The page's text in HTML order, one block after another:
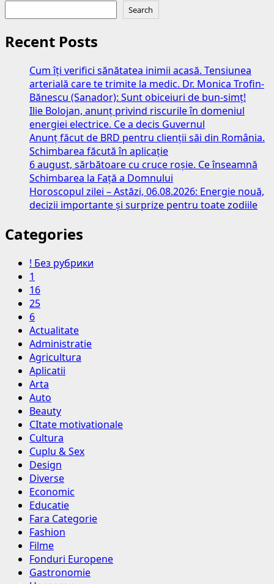
Search
Recent Posts
Cum îți verifici sănătatea inimii acasă. Tensiunea
arterială care te trimite la medic. Dr. Monica Trofin-
Bănescu (Sanador): Sunt obiceiuri de bun-simț!
Ilie Bolojan, anunț privind riscurile în domeniul
energiei electrice. Ce a decis Guvernul
Anunț făcut de BRD pentru clienții săi din România.
Schimbarea făcută în aplicație
6 august, sărbătoare cu cruce roșie. Ce înseamnă
Schimbarea la Față a Domnului
Horoscopul zilei – Astăzi, 06.08.2026: Energie nouă,
decizii importante și surprize pentru toate zodiile
Categories
! Без рубрики
1
16
25
6
Actualitate
Administratie
Agricultura
Aplicatii
Arta
Auto
Beauty
CItate motivationale
Cultura
Cuplu & Sex
Design
Diverse
Economic
Educatie
Fara Categorie
Fashion
Filme
Fonduri Europene
Gastronomie